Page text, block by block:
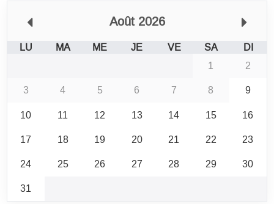
Août 2026
LU MA ME JE VE SA
DI
1
2
3
4 5 6 7 8
9
10
11 12 13 14 15
16
17
18 19 20 21 22
23
24
25 26 27 28 29
30
31